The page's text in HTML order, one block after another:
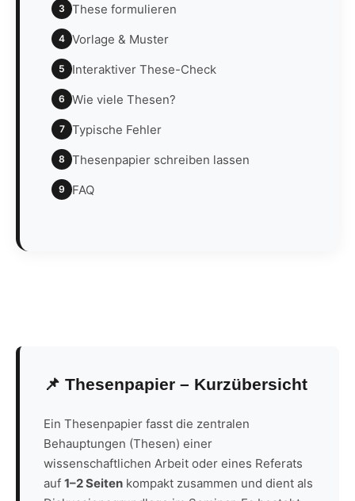
3 These formulieren
4 Vorlage & Muster
5 Interaktiver These-Check
6 Wie viele Thesen?
7 Typische Fehler
8 Thesenpapier schreiben lassen
9 FAQ
📌 Thesenpapier – Kurzübersicht
Ein Thesenpapier fasst die zentralen
Behauptungen (Thesen) einer
wissenschaftlichen Arbeit oder eines Referats
auf 1–2 Seiten kompakt zusammen und dient als